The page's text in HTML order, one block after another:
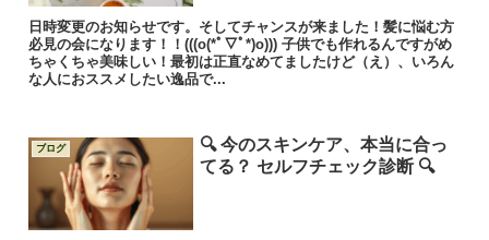
日時変更のお知らせです。そしてチャンスが来ました！髪に悩む方
必見の会になります！！(((o(*ﾟ▽ﾟ*)o))) 子供でも作れるんですがめ
ちゃくちゃ美味しい！最初は正直なめてましたけど（え）、いろん
な人におススメしたい逸品で...
ブログ
🔍 今のスキンケア、本当に合っ
てる？ セルフチェック診断 🔍